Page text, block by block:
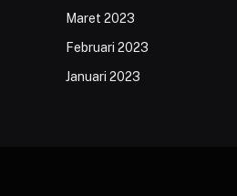
Maret 2023
Februari 2023
Januari 2023